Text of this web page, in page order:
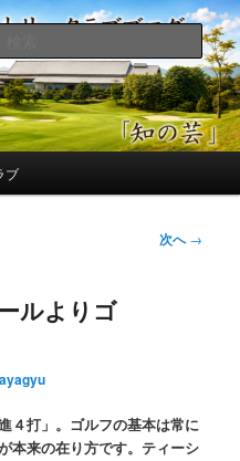
クラブ総支配人
の改修・更新作業、ゴルフに関する随
す。
検
索
ブ
次へ→
ルよりゴ
４打」。ゴルフの基本は常に
本来の在り方です。ティーシ